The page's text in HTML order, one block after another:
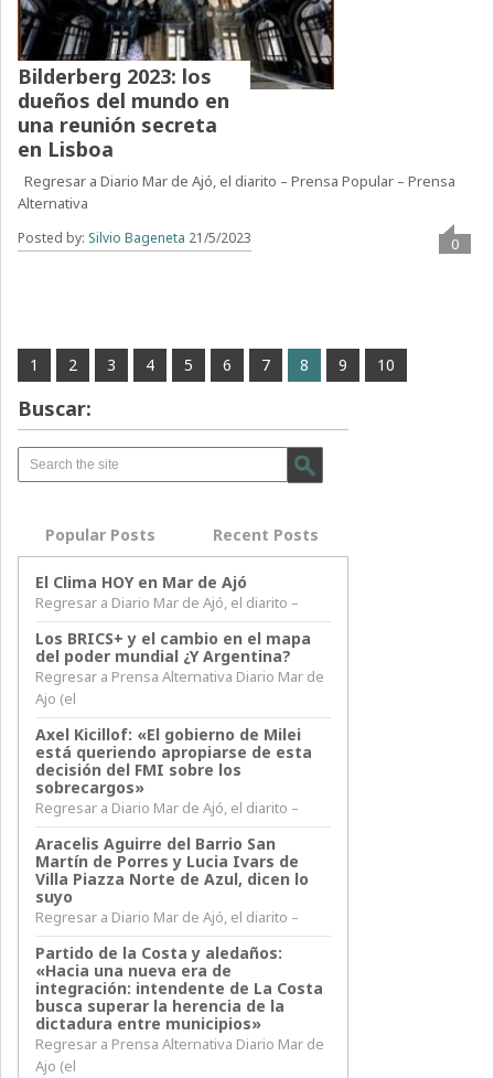
Bilderberg 2023: los
dueños del mundo en
una reunión secreta
en Lisboa
Regresar a Diario Mar de Ajó, el diarito – Prensa Popular – Prensa
Alternativa
Posted by: Silvio Bageneta 21/5/2023 0
1 2 3 4 5 6 7 8 9 10
Buscar:
Popular Posts Recent Posts
El Clima HOY en Mar de Ajó
Regresar a Diario Mar de Ajó, el diarito –
Los BRICS+ y el cambio en el mapa
del poder mundial ¿Y Argentina?
Regresar a Prensa Alternativa Diario Mar de
Ajo (el
Axel Kicillof: «El gobierno de Milei
está queriendo apropiarse de esta
decisión del FMI sobre los
sobrecargos»
Regresar a Diario Mar de Ajó, el diarito –
Aracelis Aguirre del Barrio San
Martín de Porres y Lucia Ivars de
Villa Piazza Norte de Azul, dicen lo
suyo
Regresar a Diario Mar de Ajó, el diarito –
Partido de la Costa y aledaños:
«Hacia una nueva era de
integración: intendente de La Costa
busca superar la herencia de la
dictadura entre municipios»
Regresar a Prensa Alternativa Diario Mar de
Ajo (el